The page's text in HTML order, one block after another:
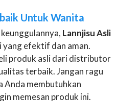
Untuk Wanita
Lannjisu Asli
yang efektif dan aman.
produk asli dari distributor
terbaik. Jangan ragu
Anda membutuhkan
memesan produk ini.